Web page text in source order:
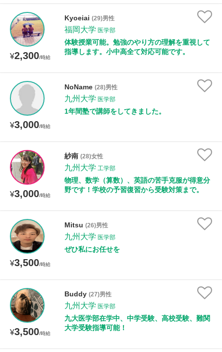
¥2,300/時給
Kyoeiai (29)男性
福岡大学 医学部
体験授業可能。勉強のやり方の理解を重視して
指導します。小中高全て対応可能です。
¥3,000/時給
NoName (28)男性
九州大学 医学部
1年間塾で講師をしてきました。
¥3,000/時給
紗南 (28)女性
九州大学 工学部
物理、数学（算数）、英語の苦手克服が得意分
野です！学校の予習復習から受験対策まで。
¥3,500/時給
Mitsu (26)男性
九州大学 医学部
ぜひ私にお任せを
¥3,500/時給
Buddy (27)男性
九州大学 医学部
九大医学部在学中、中学受験、高校受験、難関
大学受験指導可能！
性別